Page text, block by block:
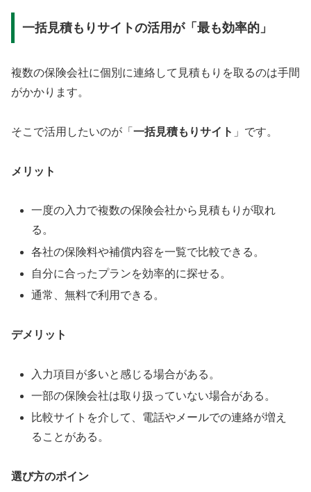
一括見積もりサイトの活用が「最も効率的」
複数の保険会社に個別に連絡して見積もりを取るのは手間
がかかります。
そこで活用したいのが「 一括見積もりサイト 」です。
メリット
一度の入力で複数の保険会社から見積もりが取れ
る。
各社の保険料や補償内容を一覧で比較できる。
自分に合ったプランを効率的に探せる。
通常、無料で利用できる。
デメリット
入力項目が多いと感じる場合がある。
一部の保険会社は取り扱っていない場合がある。
比較サイトを介して、電話やメールでの連絡が増え
ることがある。
選び方のポイン